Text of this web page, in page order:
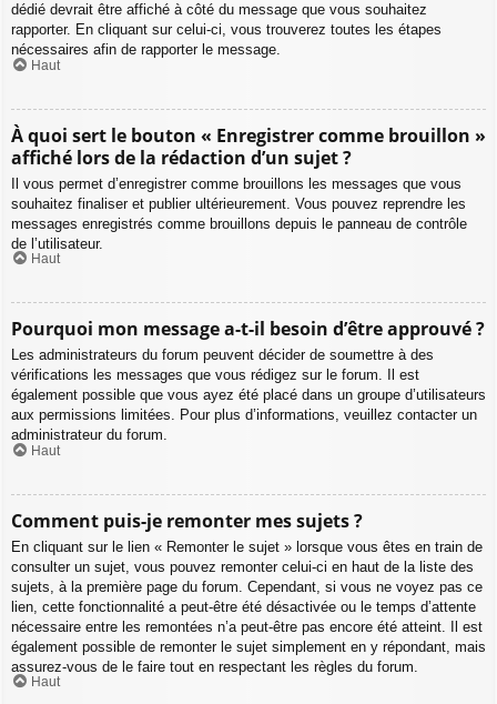
dédié devrait être affiché à côté du message que vous souhaitez
rapporter. En cliquant sur celui-ci, vous trouverez toutes les étapes
nécessaires afin de rapporter le message.
Haut
À quoi sert le bouton « Enregistrer comme brouillon »
affiché lors de la rédaction d’un sujet ?
Il vous permet d’enregistrer comme brouillons les messages que vous
souhaitez finaliser et publier ultérieurement. Vous pouvez reprendre les
messages enregistrés comme brouillons depuis le panneau de contrôle
de l’utilisateur.
Haut
Pourquoi mon message a-t-il besoin d’être approuvé ?
Les administrateurs du forum peuvent décider de soumettre à des
vérifications les messages que vous rédigez sur le forum. Il est
également possible que vous ayez été placé dans un groupe d’utilisateurs
aux permissions limitées. Pour plus d’informations, veuillez contacter un
administrateur du forum.
Haut
Comment puis-je remonter mes sujets ?
En cliquant sur le lien « Remonter le sujet » lorsque vous êtes en train de
consulter un sujet, vous pouvez remonter celui-ci en haut de la liste des
sujets, à la première page du forum. Cependant, si vous ne voyez pas ce
lien, cette fonctionnalité a peut-être été désactivée ou le temps d’attente
nécessaire entre les remontées n’a peut-être pas encore été atteint. Il est
également possible de remonter le sujet simplement en y répondant, mais
assurez-vous de le faire tout en respectant les règles du forum.
Haut